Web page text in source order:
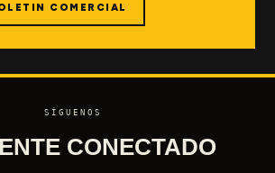
COMERCIAL
SÍGUENOS
CONECTADO